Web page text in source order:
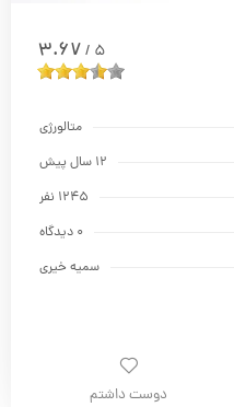
5
/
3.67
متالورژي
12 سال پیش
1245 نفر
0 دیدگاه
سمیه خیری
دوست داشتم